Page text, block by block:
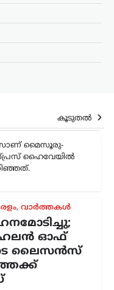
കൂടുതൽ
,വാർത്തകൾ
ഓഫ്
കേസിൽ
ഡ്രൈവിങ്
തരത്തിൽ
,വാർത്തകൾ
വമ്പൻ